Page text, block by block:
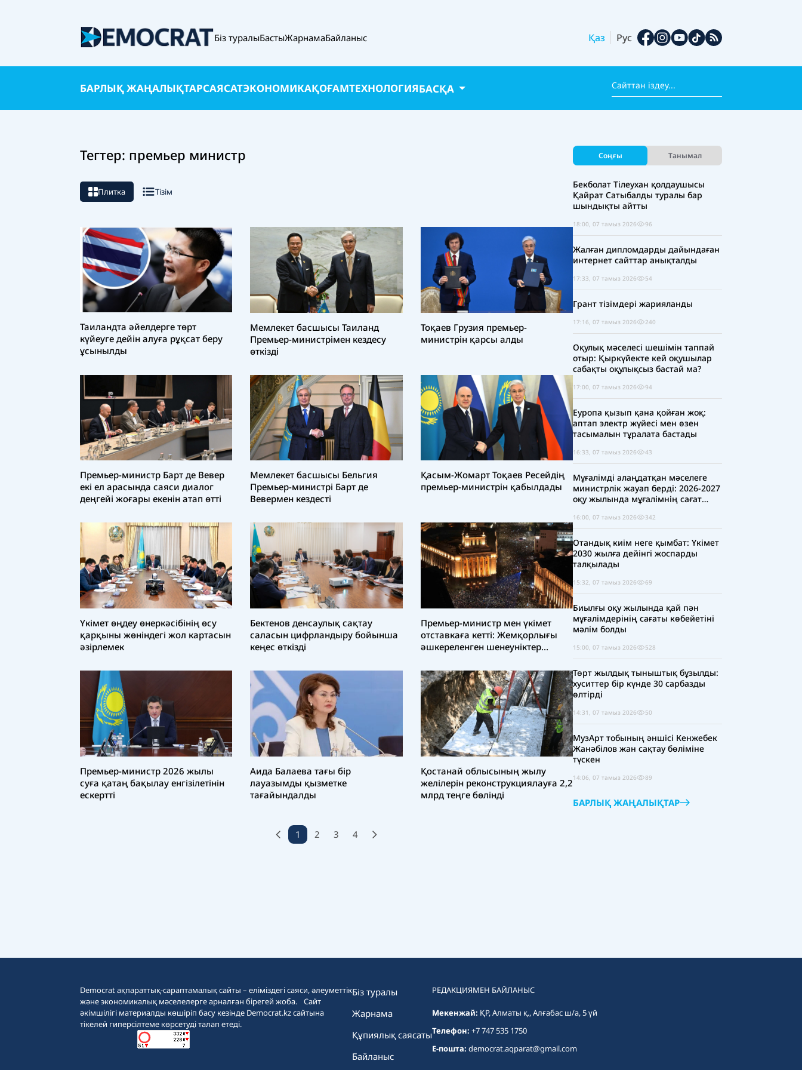
Біз туралыБастыЖарнамаБайланыс Қаз Рус
БАРЛЫҚ ЖАҢАЛЫҚТАРСАЯСАТЭКОНОМИКАҚОҒАМТЕХНОЛОГИЯБАСҚА
Тегтер: премьер министр
Плитка Тізім
Таиландта әйелдерге төрт
күйеуге дейін алуға рұқсат беру
ұсынылды
Мемлекет басшысы Таиланд
Премьер-министрімен кездесу
өткізді
Тоқаев Грузия премьер-
министрін қарсы алды
Премьер-министр Барт де Вевер
екі ел арасында саяси диалог
деңгейі жоғары екенін атап өтті
Мемлекет басшысы Бельгия
Премьер-министрі Барт де
Вевермен кездесті
Қасым-Жомарт Тоқаев Ресейдің
премьер-министрін қабылдады
Үкімет өңдеу өнеркәсібінің өсу
қарқыны жөніндегі жол картасын
әзірлемек
Бектенов денсаулық сақтау
саласын цифрландыру бойынша
кеңес өткізді
Премьер-министр мен үкімет
отставкаға кетті: Жемқорлығы
әшкереленген шенеуніктер
Премьер-министр 2026 жылы
суға қатаң бақылау енгізілетінін
ескертті
Аида Балаева тағы бір
лауазымды қызметке
тағайындалды
Қостанай облысының жылу
желілерін реконструкциялауға 2,2
млрд теңге бөлінді
1 2 3 4
Соңғы Танымал
Бекболат Тілеухан қолдаушысы
Қайрат Сатыбалды туралы бар
шындықты айтты
18:00, 07 тамыз 2026 96
Жалған дипломдарды дайындаған
интернет сайттар анықталды
17:33, 07 тамыз 2026 54
Грант тізімдері жарияланды
17:16, 07 тамыз 2026 240
Оқулық мәселесі шешімін таппай
отыр: Қыркүйекте кей оқушылар
сабақты оқулықсыз бастай ма?
17:00, 07 тамыз 2026 94
Еуропа қызып қана қойған жоқ:
аптап электр жүйесі мен өзен
тасымалын тұралата бастады
16:33, 07 тамыз 2026 43
Мұғалімді алаңдатқан мәселеге
министрлік жауап берді: 2026-2027
оқу жылында мұғалімнің сағат
16:00, 07 тамыз 2026 342
Отандық киім неге қымбат: Үкімет
2030 жылға дейінгі жоспарды
талқылады
15:32, 07 тамыз 2026 69
Биылғы оқу жылында қай пән
мұғалімдерінің сағаты көбейетіні
мәлім болды
15:00, 07 тамыз 2026 528
Төрт жылдық тыныштық бұзылды:
хуситтер бір күнде 30 сарбазды
өлтірді
14:31, 07 тамыз 2026 50
МузАрт тобының әншісі Кенжебек
Жанәбілов жан сақтау бөліміне
түскен
14:06, 07 тамыз 2026 89
БАРЛЫҚ ЖАҢАЛЫҚТАР
Democrat ақпараттық-сараптамалық сайты – еліміздегі саяси, әлеуметтік
және экономикалық мәселелерге арналған бірегей жоба. Сайт
әкімшілігі материалды көшіріп басу кезінде Democrat.kz сайтына
тікелей гиперсілтеме көрсетуді талап етеді.
Біз туралы
Жарнама
Құпиялық саясаты
Байланыс
РЕДАКЦИЯМЕН БАЙЛАНЫС
Мекенжай: ҚР, Алматы қ., Алғабас ш/а, 5 үй
Телефон: +7 747 535 1750
E-пошта: democrat.aqparat@gmail.com